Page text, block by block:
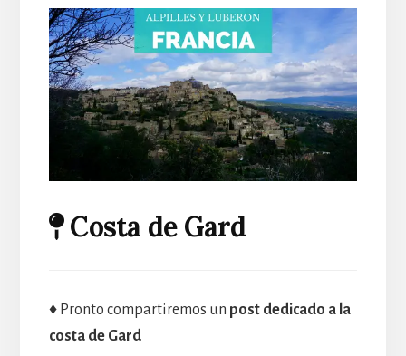
Costa de Gard
♦ Pronto compartiremos un post dedicado a la
costa de Gard